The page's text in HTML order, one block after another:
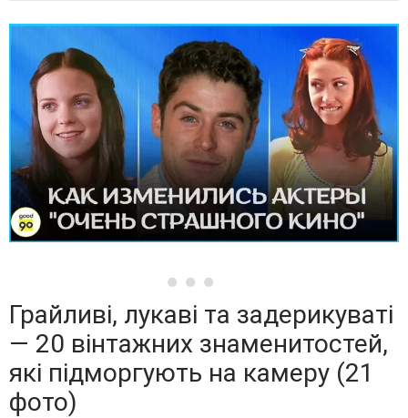
Грайливі, лукаві та задерикуваті
— 20 вінтажних знаменитостей,
які підморгують на камеру (21
фото)